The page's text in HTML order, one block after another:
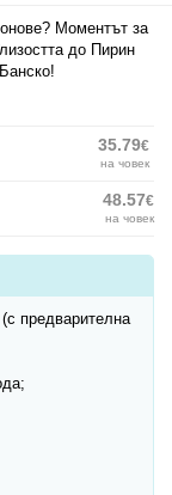
Моментът за
до Пирин
35.79€
на човек
48.57€
на човек
предварителна